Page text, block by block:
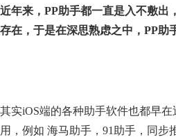
近年来，PP助手都一直是入不敷出
存在，于是在深思熟虑之中，PP助
其实iOS端的各种助手软件也都早
用，例如 海马助手，91助手，同步